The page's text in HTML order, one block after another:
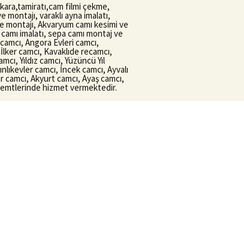
filmi çekme,
montajı, varaklı ayna imalatı,
Akvaryum camı kesimi ve
imalatı, sepa camı montaj ve
Angora Evleri camcı,
camcı, Kavaklıde recamcı,
Yıldız camcı, Yüzüncü Yıl
camcı, İncek camcı, Ayvalı
Akyurt camcı, Ayaş camcı,
semtlerinde hizmet vermektedir.